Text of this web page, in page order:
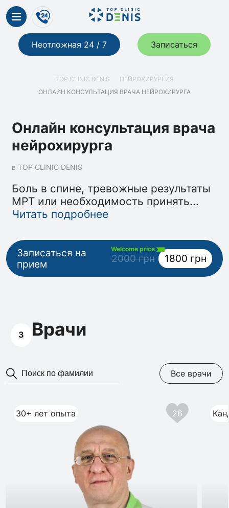
Неотложная 24 / 7 Записаться
TOP CLINIC DENIS
НЕЙРОХИРУРГИЯ
ОНЛАЙН КОНСУЛЬТАЦИЯ ВРАЧА НЕЙРОХИРУРГА
Онлайн консультация врача
нейрохирурга
в TOP CLINIC DENIS
Боль в спине, тревожные результаты
МРТ или необходимость принять...
Читать подробнее
Записаться на
прием
Welcome price
2000 грн 1800 грн
Врачи
3
Все врачи
30+ лет опыта 26